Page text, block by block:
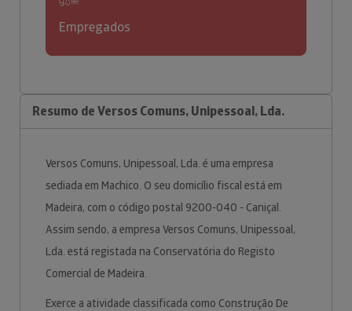
Empregados
Resumo de Versos Comuns, Unipessoal, Lda.
Versos Comuns, Unipessoal, Lda. é uma empresa
sediada em Machico. O seu domicílio fiscal está em
Madeira, com o código postal 9200-040 - Caniçal.
Assim sendo, a empresa Versos Comuns, Unipessoal,
Lda. está registada na Conservatória do Registo
Comercial de Madeira.
Exerce a atividade classificada como Construção De